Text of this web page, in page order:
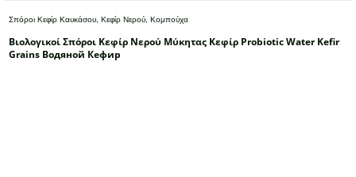
Σπόροι Κεφίρ Καυκάσου, Κεφίρ Νερού, Κομπούχα
Βιολογικοί Σπόροι Κεφίρ Νερού Μύκητας Κεφίρ Probiotic Water Kefir
Grains Водяной Кефир